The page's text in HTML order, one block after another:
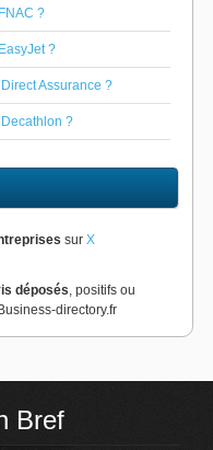
?
?
Assurance ?
?
sur X
déposés, positifs ou
directory.fr
Bref